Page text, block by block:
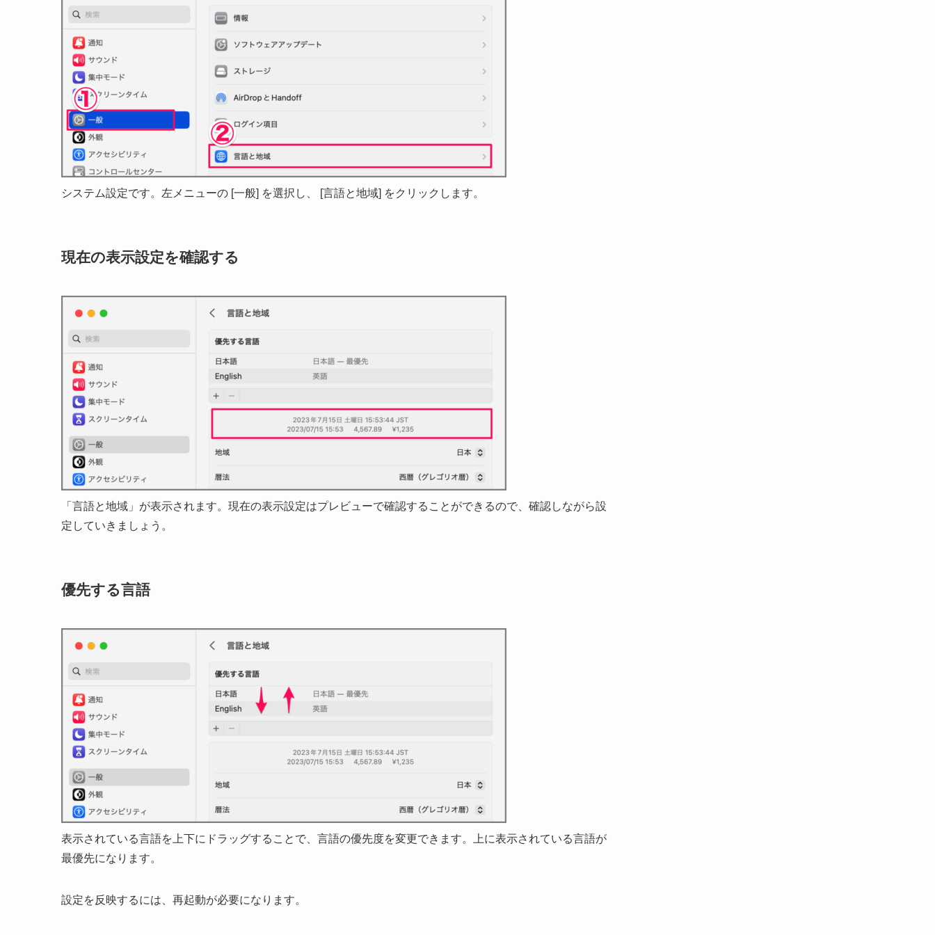
システム設定です。左メニューの [一般] を選択し、 [言語と地域] をクリックします。
現在の表示設定を確認する
「言語と地域」が表示されます。現在の表示設定はプレビューで確認することができるので、確認しながら設
定していきましょう。
優先する言語
表示されている言語を上下にドラッグすることで、言語の優先度を変更できます。上に表示されている言語が
最優先になります。
設定を反映するには、再起動が必要になります。